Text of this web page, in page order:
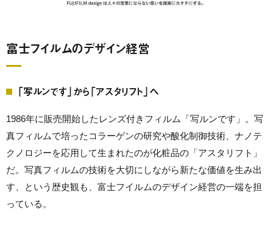
富士フイルムのデザイン経営
「写ルンです」から「アスタリフト」へ
1986年に販売開始したレンズ付きフィルム「写ルンです」。写
真フィルムで培ったコラーゲンの研究や酸化制御技術、ナノテ
クノロジーを応用して生まれたのが化粧品の「アスタリフト」
だ。写真フィルムの技術を大切にしながら新たな価値を生み出
す、という歴史観も、富士フイルムのデザイン経営の一端を担
っている。